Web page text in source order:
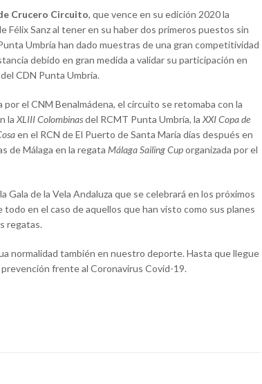
Crucero Circuito, que vence en su edición 2020 la
Félix Sanz al tener en su haber dos primeros puestos sin
Umbría han dado muestras de una gran competitividad
debido en gran medida a validar su participación en
CDN Punta Umbría.
el CNM Benalmádena, el circuito se retomaba con la
la XLIII Colombinasdel RCMT Punta Umbría, la XXI Copa de
en el RCN de El Puerto de Santa María días después en
de Málaga en la regata Málaga Sailing Cuporganizada por el
de la Vela Andaluza que se celebrará en los próximos
en el caso de aquellos que han visto como sus planes
regatas.
normalidad también en nuestro deporte. Hasta que llegue
frente al Coronavirus Covid-19.